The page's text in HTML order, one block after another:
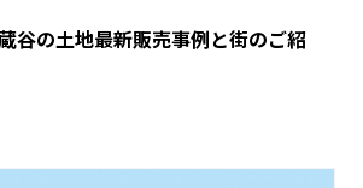
谷の土地最新販売事例と街のご紹